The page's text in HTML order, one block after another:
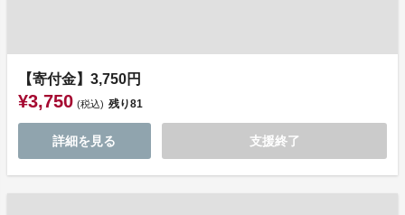
【寄付金】3,750円
¥3,750 (税込) 残り81
詳細を見る 支援終了